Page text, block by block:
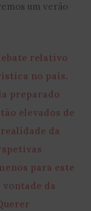
um verão
relativo
no país,
preparado
elevados de
da
para este
da